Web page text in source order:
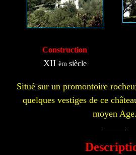
Construction
XII èm siècle
Situé sur un promontoire
quelques vestiges de ce
moyen Age.